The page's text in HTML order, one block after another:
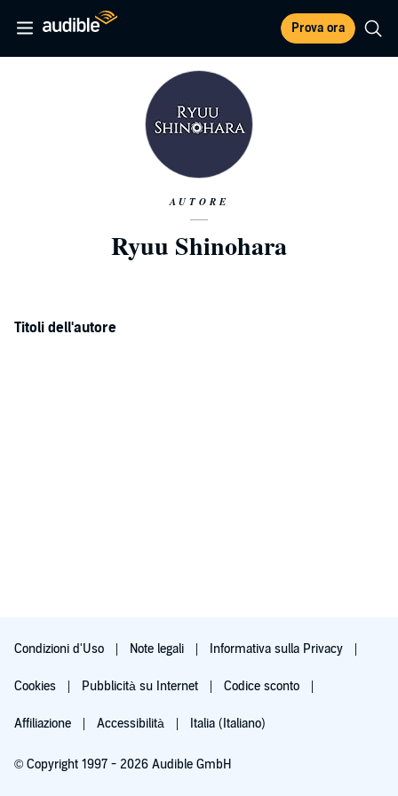
Prova ora
AUTORE
Ryuu Shinohara
Titoli dell'autore
Condizioni d'Uso Note legali Informativa sulla Privacy
Cookies Pubblicità su Internet Codice sconto
Affiliazione Accessibilità Italia (Italiano)
© Copyright 1997 - 2026 Audible GmbH